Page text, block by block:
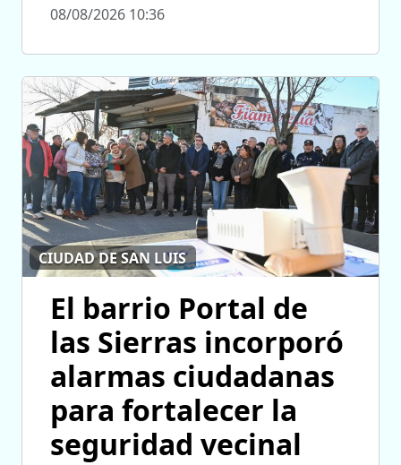
08/08/2026 10:36
CIUDAD DE SAN LUIS
El barrio Portal de
las Sierras incorporó
alarmas ciudadanas
para fortalecer la
seguridad vecinal